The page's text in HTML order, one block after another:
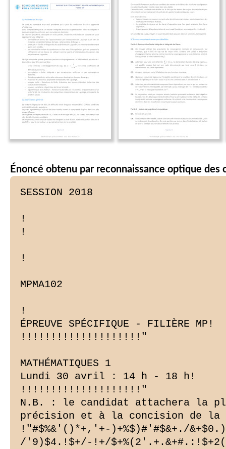
Énoncé obtenu par reconnaissance optique des
SESSION 2018
!
!
!
MPMA102
!
ÉPREUVE SPÉCIFIQUE - FILIÈRE MP!
!!!!!!!!!!!!!!!!!!!!"
MATHÉMATIQUES 1
Lundi 30 avril : 14 h - 18 h!
!!!!!!!!!!!!!!!!!!!!"
N.B. : le candidat attachera la
précision et à la concision de la
!"#$%&'()*+,'+-)+%$)#'#$&+./
/'9)$4.!$+/-!+/